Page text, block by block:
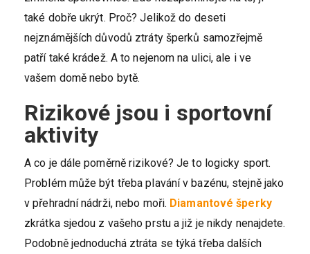
také dobře ukrýt. Proč? Jelikož do deseti
nejznámějších důvodů ztráty šperků samozřejmě
patří také krádež. A to nejenom na ulici, ale i ve
vašem domě nebo bytě.
Rizikové jsou i sportovní
aktivity
A co je dále poměrně rizikové? Je to logicky sport.
Problém může být třeba plavání v bazénu, stejně jako
v přehradní nádrži, nebo moři. Diamantové šperky
zkrátka sjedou z vašeho prstu a již je nikdy nenajdete.
Podobně jednoduchá ztráta se týká třeba dalších